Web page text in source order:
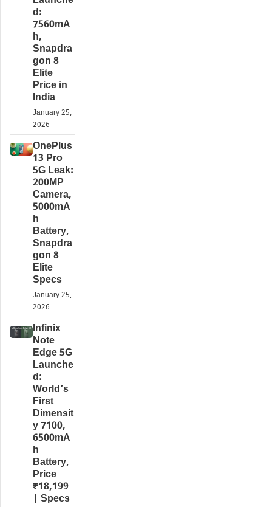
d:
7560mA
h,
Snapdra
gon 8
Elite
Price in
India
January 25,
2026
OnePlus
13 Pro
5G Leak:
200MP
Camera,
5000mA
h
Battery,
Snapdra
gon 8
Elite
Specs
January 25,
2026
Infinix
Note
Edge 5G
Launche
d:
World’s
First
Dimensit
y 7100,
6500mA
h
Battery,
Price
₹18,199
| Specs